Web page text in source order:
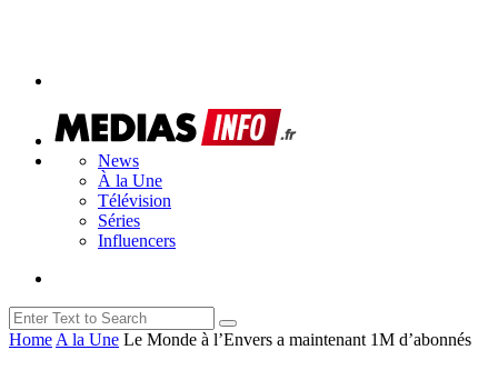
News
À la Une
Télévision
Séries
Influencers
Home A la Une Le Monde à l’Envers a maintenant 1M d’abonnés